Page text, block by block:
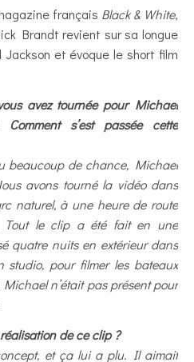
français Black & White,
Brandt revient sur sa longue
et évoque le short film
avez tournée pour Michael
s’est passée cette
beaucoup de chance, Michael
avons tourné la vidéo dans
naturel, à une heure de route
Tout le clip a été fait en une
quatre nuits en extérieur dans
studio, pour filmer les bateaux
n’était pas présent pour
de ce clip ?
et ça lui a plu. Il aimait